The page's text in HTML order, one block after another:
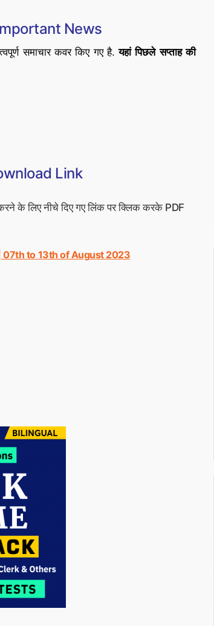
News
समाचार कवर किए गए है.यहां पिछले सप्ताह की
Link
के लिए नीचे दिए गए लिंक पर क्लिक करके PDF
to 13th of August 2023